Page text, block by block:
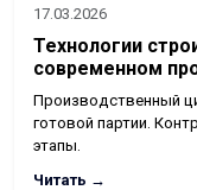
17.03.2026
Технологии
современном
Производственный
готовой партии.
этапы.
Читать →